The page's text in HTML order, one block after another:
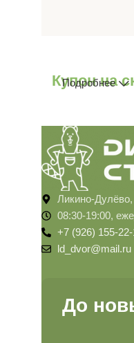
Купон на
Подробнее
Ликино-
08:30-19:00,
+7 (926) 155-22-
ld_dvor@mail.ru
До